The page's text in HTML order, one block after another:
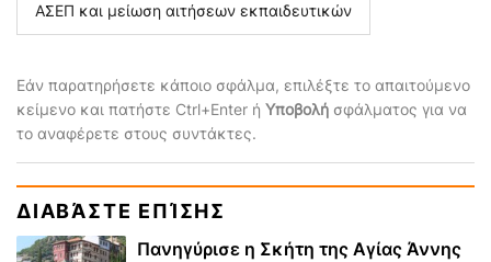
ΑΣΕΠ και μείωση αιτήσεων εκπαιδευτικών
Εάν παρατηρήσετε κάποιο σφάλμα, επιλέξτε το απαιτούμενο
κείμενο και πατήστε Ctrl+Enter ή Υποβολή σφάλματος για να
το αναφέρετε στους συντάκτες.
ΔΙΑΒΆΣΤΕ ΕΠΊΣΗΣ
Πανηγύρισε η Σκήτη της Αγίας Άννης